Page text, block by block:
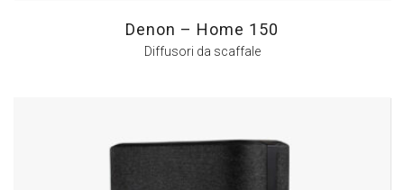
Denon – Home 150
Diffusori da scaffale